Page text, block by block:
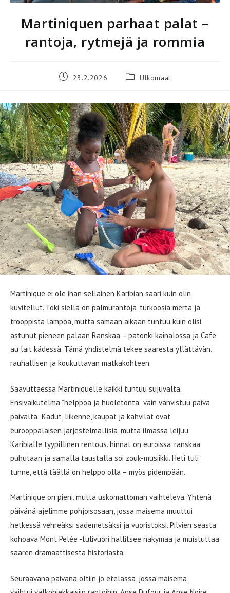
Martiniquen parhaat palat –
rantoja, rytmejä ja rommia
Artikkeli23.2.2026
Artikkelin
Ulkomaat
Martinique ei ole ihan sellainen Karibian saari kuin olin
kuvitellut. Toki siellä on palmurantoja, turkoosia merta ja
trooppista lämpöä, mutta samaan aikaan tuntuu kuin olisi
astunut pieneen palaan Ranskaa – patonki kainalossa ja Cafe
au lait kädessä. Tämä yhdistelmä tekee saaresta yllättävän,
rauhallisen ja koukuttavan matkakohteen.
Saavuttaessa Martiniquelle kaikki tuntuu sujuvalta.
Ensivaikutelma ”helppoa ja huoletonta” vain vahvistuu päivä
päivältä: Kadut, liikenne, kaupat ja kahvilat ovat
eurooppalaisen järjestelmällisiä, mutta ilmassa leijuu
Karibialle tyypillinen rentous. hinnat on euroissa, ranskaa
puhutaan ja samalla taustalla soi zouk-musiikki. Heti tuli
tunne, että täällä on helppo olla – myös pidempään.
Martinique on pieni, mutta uskomattoman vaihteleva. Yhtenä
päivänä ajelimme pohjoisosaan, jossa maisema muuttui
hetkessä vehreäksi sademetsäksi ja vuoristoksi. Pilvien seasta
kohoava Mont Pelée -tulivuori hallitsee näkymää ja muistuttaa
saaren dramaattisesta historiasta.
Seuraavana päivänä oltiin jo etelässä, jossa maisema